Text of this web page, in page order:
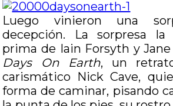
Luego vinieron una
decepción. La sorpresa
prima de Iain Forsyth y Jane
Days On Earth, un
carismático Nick Cave,
forma de caminar, pisando